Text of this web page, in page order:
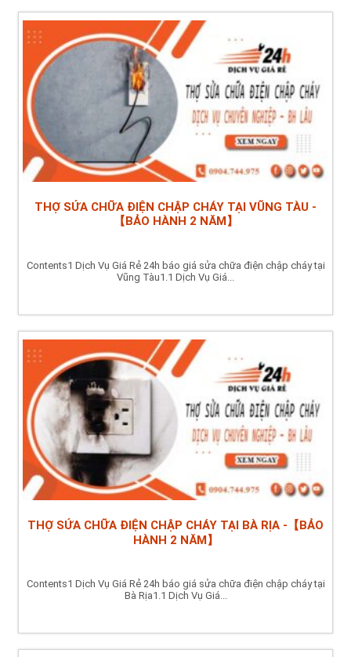
THỢ SỬA CHỮA ĐIỆN CHẬP CHÁY TẠI VŨNG TÀU -
【BẢO HÀNH 2 NĂM】
Contents1 Dịch Vụ Giá Rẻ 24h báo giá sửa chữa điện chập cháy tại
Vũng Tàu1.1 Dịch Vụ Giá...
THỢ SỬA CHỮA ĐIỆN CHẬP CHÁY TẠI BÀ RỊA -【BẢO
HÀNH 2 NĂM】
Contents1 Dịch Vụ Giá Rẻ 24h báo giá sửa chữa điện chập cháy tại
Bà Rịa1.1 Dịch Vụ Giá...